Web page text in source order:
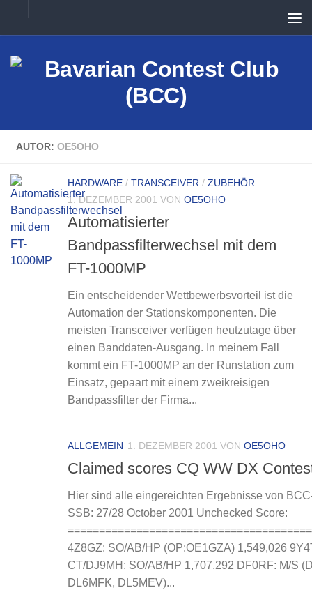
AUTOR: OE5OHO
HARDWARE / TRANSCEIVER / ZUBEHÖR
1. DEZEMBER 2001 VON OE5OHO
Automatisierter
Bandpassfilterwechsel mit dem
FT-1000MP
Ein entscheidender Wettbewerbsvorteil ist die
Automation der Stationskomponenten. Die
meisten Transceiver verfügen heutzutage über
einen Banddaten-Ausgang. In meinem Fall
kommt ein FT-1000MP an der Runstation zum
Einsatz, gepaart mit einem zweikreisigen
Bandpassfilter der Firma...
ALLGEMEIN 1. DEZEMBER 2001 VON OE5OHO
Claimed scores CQ WW DX
Hier sind alle eingereichten Ergebnisse von
SSB: 27/28 October 2001 Unchecked Score:
4Z8GZ: SO/AB/HP (OP:OE1GZA) 1,549,026
CT/DJ9MH: SO/AB/HP 1,707,292 DF0RF: M/S
DL6MFK, DL5MEV)...